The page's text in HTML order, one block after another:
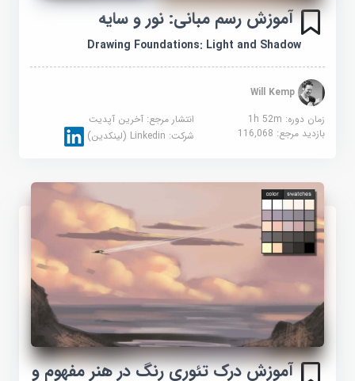
آموزش رسم مبانی: نور و سایه
Drawing Foundations: Light and Shadow
Will Kemp
زمان دوره: 1h 52m
انتشار مرجع:آخرین آپدیت
بازدید مرجع:116,068 شرکت:Linkedin (لینکدین)
آموزش درک تئوری رنگ در هنر مفهوم و